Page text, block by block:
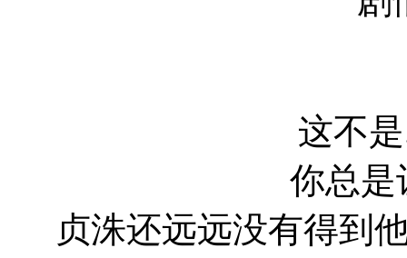
这不是
你总是
贞洙还远远没有得到